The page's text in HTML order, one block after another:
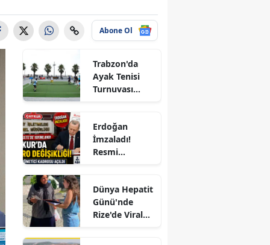
Abone Ol
Trabzon'da
Ayak Tenisi
Turnuvası
Erdoğan
İmzaladı!
Resmi
ÇAYKUR'a 4
Yeni Kadro,
KİT'lerde
Dünya Hepatit
Günü'nde
Rize'de Viral